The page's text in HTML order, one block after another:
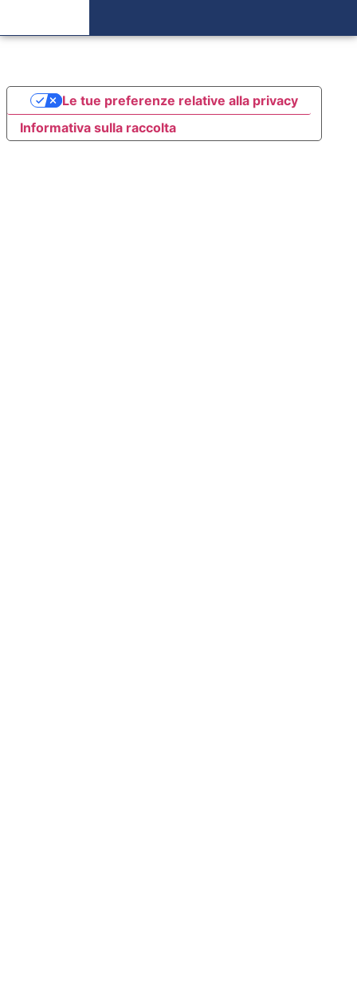
Informativa sulla raccolta
Le tue preferenze relative alla privacy